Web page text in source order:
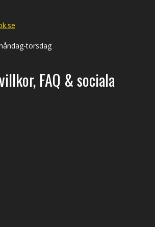
torsdag
FAQ & sociala